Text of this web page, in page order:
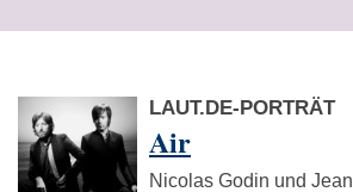
LAUT.DE-PORTRÄT
Air
Nicolas Godin und